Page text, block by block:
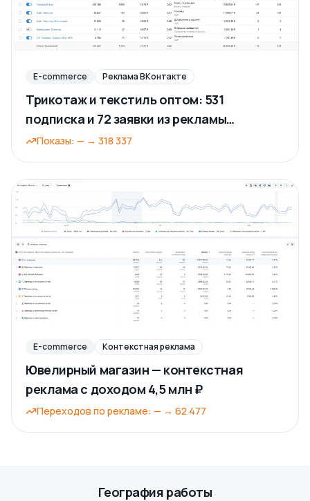
E-commerce Реклама ВКонтакте
Трикотаж и текстиль оптом: 531
подписка и 72 заявки из рекламы
ВКонтакте
Показы: — → 318 337
E-commerce Контекстная реклама
Ювелирный магазин — контекстная
реклама с доходом 4,5 млн ₽
Переходов по рекламе: — → 62 477
География работы